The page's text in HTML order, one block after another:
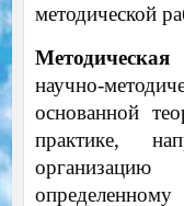
методической
научно-
основанной
практике,